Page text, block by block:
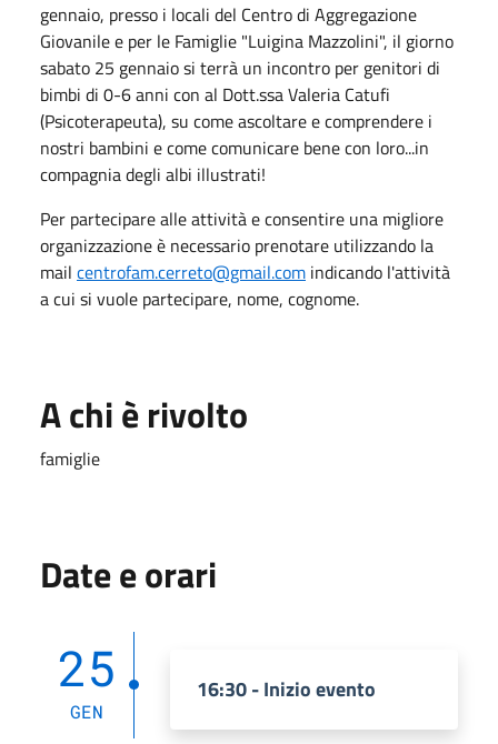
gennaio, presso i locali del Centro di Aggregazione
Giovanile e per le Famiglie "Luigina Mazzolini", il giorno
sabato 25 gennaio si terrà un incontro per genitori di
bimbi di 0-6 anni con al Dott.ssa Valeria Catufi
(Psicoterapeuta), su come ascoltare e comprendere i
nostri bambini e come comunicare bene con loro...in
compagnia degli albi illustrati!
Per partecipare alle attività e consentire una migliore
organizzazione è necessario prenotare utilizzando la
mail centrofam.cerreto@gmail.com indicando l'attività
a cui si vuole partecipare, nome, cognome.
A chi è rivolto
famiglie
Date e orari
25
GEN
16:30 - Inizio evento